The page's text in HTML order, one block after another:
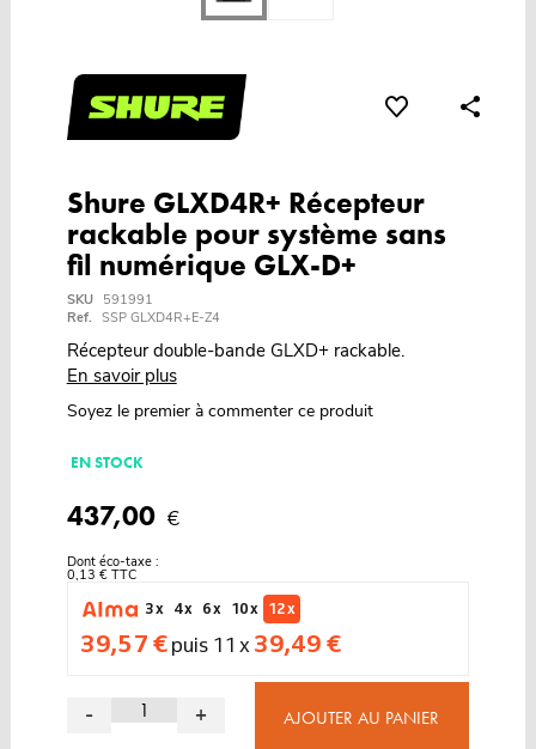
Shure GLXD4R+ Récepteur
rackable pour système sans
fil numérique GLX-D+
SKU
591991
Ref. SSP GLXD4R+E-Z4
Récepteur double-bande GLXD+ rackable.
En savoir plus
Soyez le premier à commenter ce produit
EN STOCK
437,00 €
Dont éco-taxe :
0,13 € TTC
3 x
4 x 6 x 10 x 12 x
39,57 €puis 11 x 39,49 €
- + AJOUTER AU PANIER